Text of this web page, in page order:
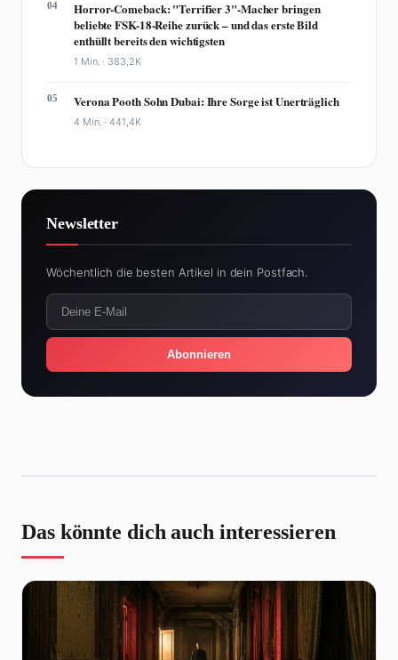
04
Horror-Comeback: "Terrifier 3"-Macher bringen
beliebte FSK-18-Reihe zurück – und das erste Bild
enthüllt bereits den wichtigsten
1 Min. · 383,2K
05 Verona Pooth Sohn Dubai: Ihre Sorge ist Unerträglich
4 Min. ·441,4K
Newsletter
Wöchentlich die besten Artikel in dein Postfach.
Abonnieren
Das könnte dich auch interessieren